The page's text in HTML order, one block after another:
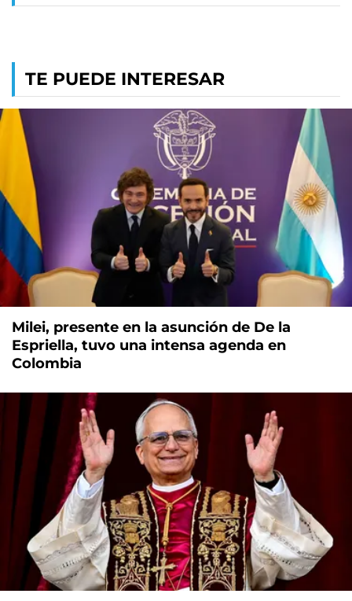
TE PUEDE INTERESAR
Milei, presente en la asunción de De la
Espriella, tuvo una intensa agenda en
Colombia